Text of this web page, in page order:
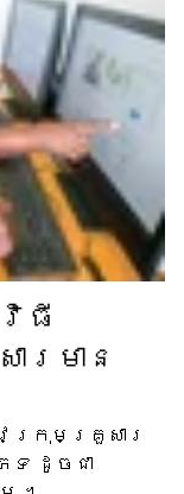
ធី​
រ​មាន​
ក្រុមគ្រួសារ​
ទ ដូចជា​